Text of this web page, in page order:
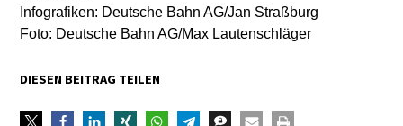
Infografiken: Deutsche Bahn AG/Jan Straßburg
Foto: Deutsche Bahn AG/Max Lautenschläger
DIESEN BEITRAG TEILEN